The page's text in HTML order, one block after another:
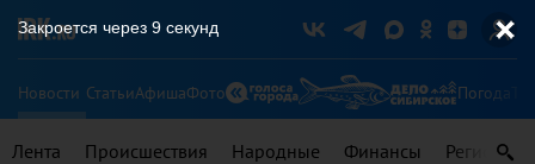
Новости СтатьиАфишаФото Погода
Лента Происшествия Народные Финансы Регионы
Закроется через 9 секунд